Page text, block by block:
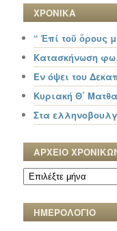
ΧΡΟΝΙΚΑ
“ Ἐπί τοῦ ὄρους
Κατασκήνωση
Εν όψει του
Κυριακή Θ΄
Στα
ΑΡΧΕΙΟ
ΑΡΧΕΙΟ
ΧΡΟΝΙΚΩΝ
ΗΜΕΡΟΛΟΓΙΟ